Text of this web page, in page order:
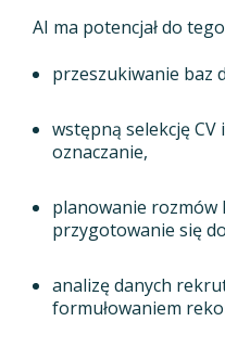
AI ma potencjał do
przeszukiwanie baz
wstępną selekcję
oznaczanie,
planowanie rozmów
przygotowanie się
analizę danych
formułowaniem